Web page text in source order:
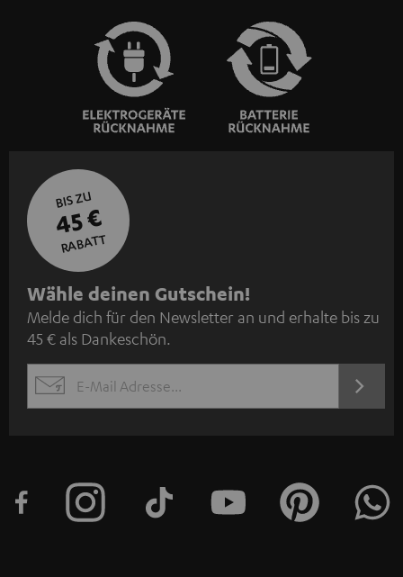
BIS ZU
45 €
RABATT
N
e
w
s
l
e
Wähle deinen Gutschein!
Melde dich für den Newsletter an und erhalte bis zu
45 € als Dankeschön.
EMAIL
JETZT